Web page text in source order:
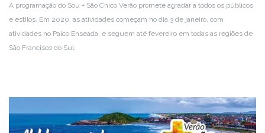
A programação do Sou + São Chico Verão promete agradar a todos os públicos
e estilos. Em 2020, as atividades começam no dia 3 de janeiro, com
atividades no Palco Enseada, e seguem até fevereiro em todas as regiões de
São Francisco do Sul.